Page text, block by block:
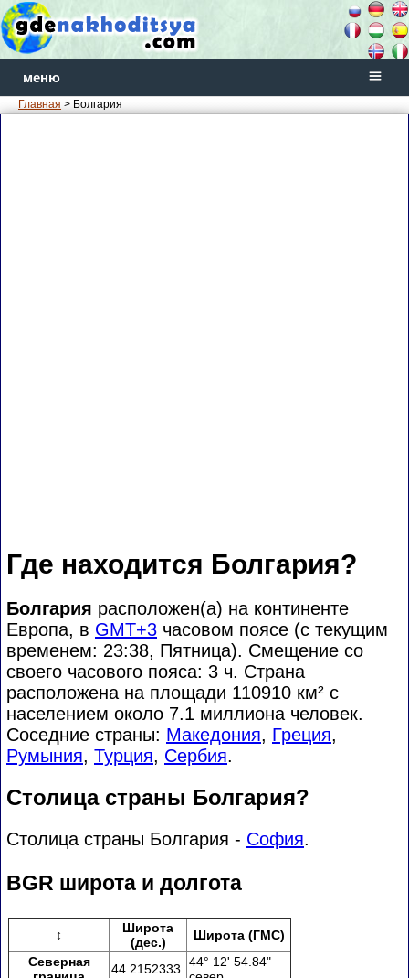
меню
Главная > Болгария
Где находится Болгария?
Болгария расположен(а) на континенте
Европа, в GMT+3 часовом поясе (с текущим
временем: 23:38, Пятница). Смещение со
своего часового пояса: 3 ч. Страна
расположена на площади 110910 км² с
населением около 7.1 миллиона человек.
Соседние страны: Македония, Греция,
Румыния, Турция, Сербия.
Столица страны Болгария?
Столица страны Болгария - София.
BGR широта и долгота
↕
Широта
(дес.)
Широта (ГМС)
Северная
44.2152333
44° 12' 54.84"